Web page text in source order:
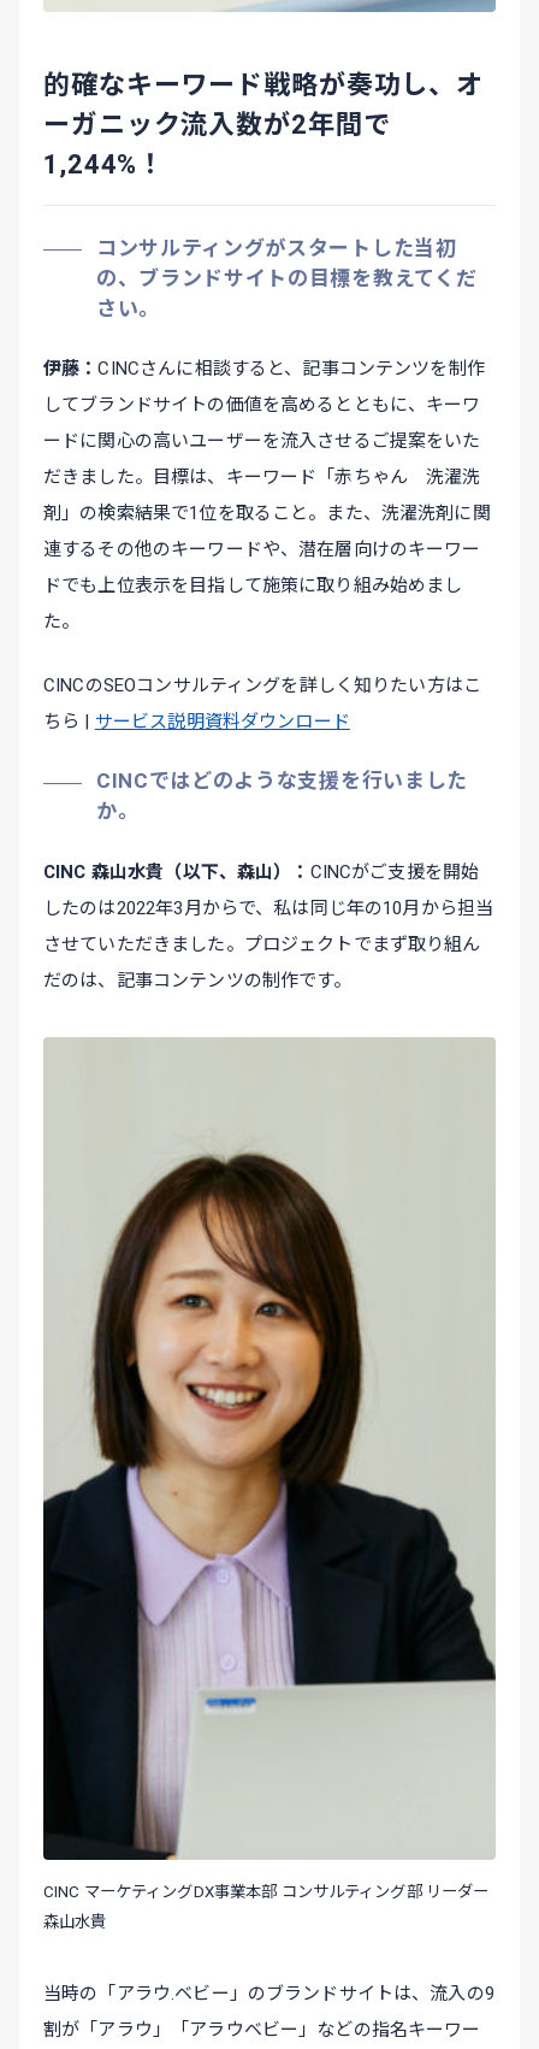
的確なキーワード戦略が奏功し、オ
ーガニック流入数が2年間で
1,244%！
コンサルティングがスタートした当初
の、ブランドサイトの目標を教えてくだ
さい。
伊藤
CINCさんに相談すると、記事コンテンツを制作
してブランドサイトの価値を高めるとともに、キーワ
ードに関心の高いユーザーを流入させるご提案をいた
だきました。目標は、キーワード「赤ちゃん 洗濯洗
剤」の検索結果で1位を取ること。また、洗濯洗剤に関
連するその他のキーワードや、潜在層向けのキーワー
ドでも上位表示を目指して施策に取り組み始めまし
た。
CINCのSEOコンサルティングを詳しく知りたい方はこ
ちら | サービス説明資料ダウンロード
CINCではどのような支援を行いました
か。
CINC 森山水貴（以下、森山）
CINCがご支援を開始
したのは2022年3月からで、私は同じ年の10月から担当
させていただきました。プロジェクトでまず取り組ん
だのは、記事コンテンツの制作です。
CINC マーケティングDX事業本部 コンサルティング部 リーダー
森山水貴
当時の「アラウ.ベビー」のブランドサイトは、流入の9
割が「アラウ」「アラウベビー」などの指名キーワー